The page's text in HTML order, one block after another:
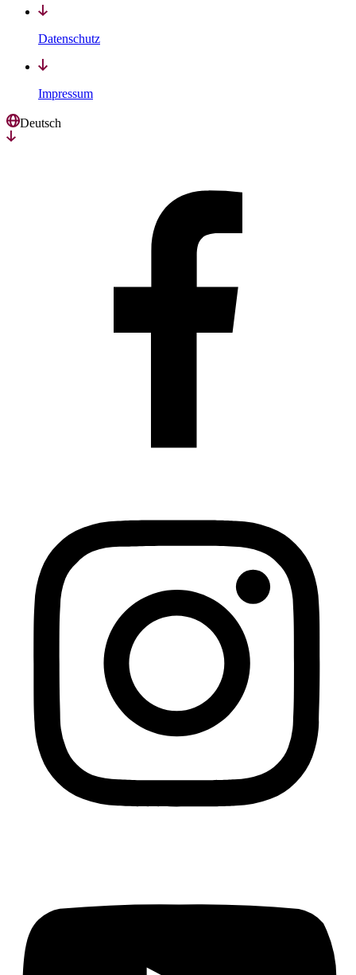
Datenschutz
Impressum
Deutsch